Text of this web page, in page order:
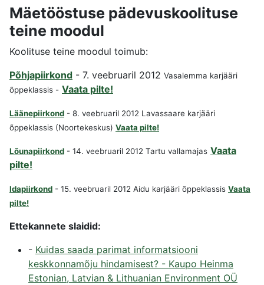
Mäetööstuse pädevuskoolituse
teine moodul
Koolituse teine moodul toimub:
Põhjapiirkond - 7. veebruaril 2012 Vasalemma karjääri
õppeklassis - Vaata pilte!
Läänepiirkond - 8. veebruaril 2012 Lavassaare karjääri
õppeklassis (Noortekeskus) Vaata pilte!
Lõunapiirkond - 14. veebruaril 2012 Tartu vallamajas Vaata
pilte!
Idapiirkond - 15. veebruaril 2012 Aidu karjääri õppeklassis Vaata
pilte!
Ettekannete slaidid:
- Kuidas saada parimat informatsiooni
keskkonnamõju hindamisest? - Kaupo Heinma
Estonian, Latvian & Lithuanian Environment OÜ